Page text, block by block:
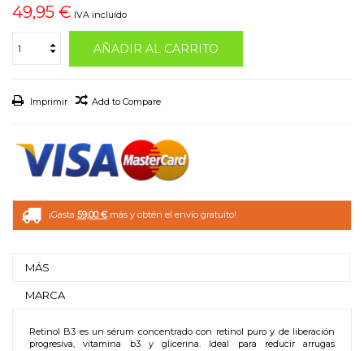
49,95 € IVA incluído
AÑADIR AL CARRITO
Imprimir Add to Compare
¡Gasta 59,00 €más y obtén el envío gratuito!
MÁS
MARCA
Retinol B3 es un sérum concentrado con retinol puro y de liberación
progresiva, vitamina b3 y glicerina. Ideal para reducir arrugas